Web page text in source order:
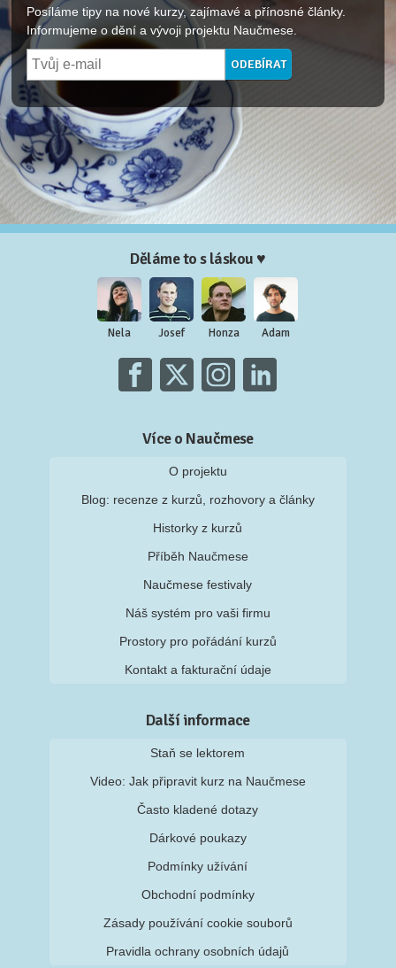
Posíláme tipy na nové kurzy, zajímavé a přínosné články.
Informujeme o dění a vývoji projektu Naučmese.
Děláme to s láskou ♥
Nela Josef Honza Adam
Více o Naučmese
O projektu
Blog: recenze z kurzů, rozhovory a články
Historky z kurzů
Příběh Naučmese
Naučmese festivaly
Náš systém pro vaši firmu
Prostory pro pořádání kurzů
Kontakt a fakturační údaje
Další informace
Staň se lektorem
Video: Jak připravit kurz na Naučmese
Často kladené dotazy
Dárkové poukazy
Podmínky užívání
Obchodní podmínky
Zásady používání cookie souborů
Pravidla ochrany osobních údajů